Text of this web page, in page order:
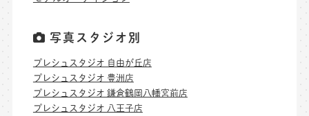
写真スタジオ別
プレシュスタジオ 自由が丘店
プレシュスタジオ 豊洲店
プレシュスタジオ 鎌倉鶴岡八幡宮前店
プレシュスタジオ 八王子店